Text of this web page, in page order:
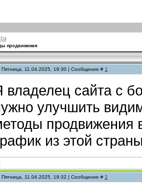
продвижения
Пятница, 11.04.2025, 19:30 | Сообщение # 1
владелец сайта с
улучшить
продвижения
из этой
Пятница, 11.04.2025, 19:32 | Сообщение # 2